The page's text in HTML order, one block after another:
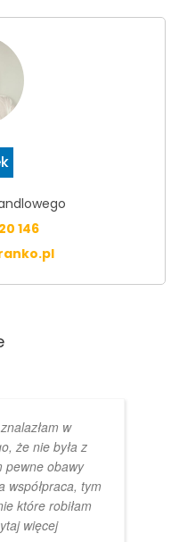
146
w
że nie była z
pewne obawy
współpraca, tym
które robiłam
więcej